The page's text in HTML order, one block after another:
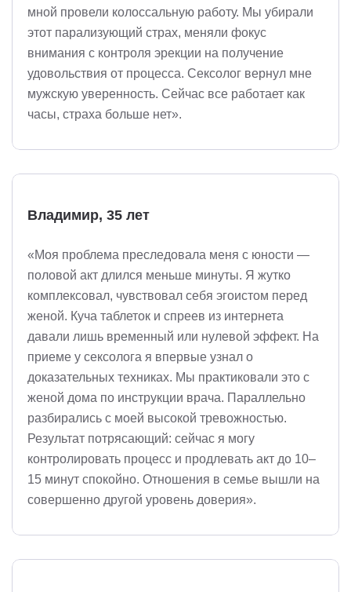
мной провели колоссальную работу. Мы убирали
этот парализующий страх, меняли фокус
внимания с контроля эрекции на получение
удовольствия от процесса. Сексолог вернул мне
мужскую уверенность. Сейчас все работает как
часы, страха больше нет».
Владимир, 35 лет
«Моя проблема преследовала меня с юности —
половой акт длился меньше минуты. Я жутко
комплексовал, чувствовал себя эгоистом перед
женой. Куча таблеток и спреев из интернета
давали лишь временный или нулевой эффект. На
приеме у сексолога я впервые узнал о
доказательных техниках. Мы практиковали это с
женой дома по инструкции врача. Параллельно
разбирались с моей высокой тревожностью.
Результат потрясающий: сейчас я могу
контролировать процесс и продлевать акт до 10–
15 минут спокойно. Отношения в семье вышли на
совершенно другой уровень доверия».